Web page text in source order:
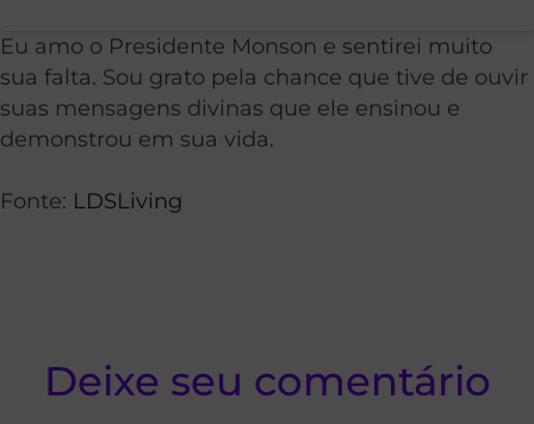
Eu amo o Presidente Monson e sentirei muito
sua falta. Sou grato pela chance que tive de ouvir
suas mensagens divinas que ele ensinou e
demonstrou em sua vida.
Fonte: LDSLiving
Deixe seu comentário